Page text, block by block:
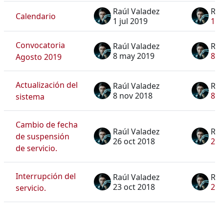
Calendario
Raúl Valadez
1 jul 2019
1
Convocatoria
Agosto 2019
Raúl Valadez
8 may 2019
8
Actualización del
sistema
Raúl Valadez
8 nov 2018
8
Cambio de fecha
de suspensión
de servicio.
Raúl Valadez
26 oct 2018
Interrupción del
servicio.
Raúl Valadez
23 oct 2018